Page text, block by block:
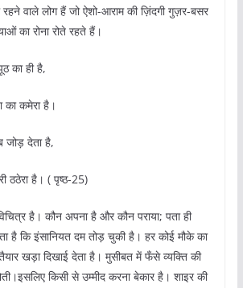
वाले लोग हैं जो ऐशो-आराम की ज़िंदगी गुज़र-बसर
का रोना रोते रहते हैं।
का ही है,
का कमेरा है।
जोड़ देता है,
ठठेरा है। ( पृष्ठ-25)
है। कौन अपना है और कौन पराया; पता ही
है कि इंसानियत दम तोड़ चुकी है। हर कोई मौके का
खड़ा दिखाई देता है। मुसीबत में फँसे व्यक्ति की
किसी से उम्मीद करना बेकार है। शाइर की